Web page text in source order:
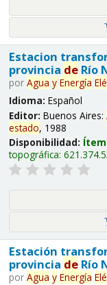
Estacion
provincia deRío
por Agua y Energía
Idioma: Español
Editor: Buenos Aires:
estado, 1988
Disponibilidad:
topográfica:
Estación
provincia deRío
por Agua y Energía